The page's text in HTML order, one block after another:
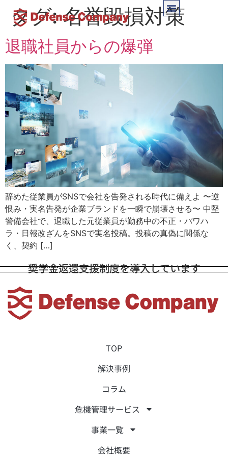
タグ:名誉毀損対策
退職社員からの爆弾
辞めた従業員がSNSで会社を告発される時代に備えよ 〜逆
恨み・実名告発が企業ブランドを一瞬で崩壊させる〜 中堅
警備会社で、退職した元従業員が勤務中の不正・パワハ
ラ・日報改ざんをSNSで実名投稿。投稿の真偽に関係な
く、契約 […]
奨学金返還支援制度を導入しています
TOP
解決事例
コラム
危機管理サービス
事業一覧
会社概要